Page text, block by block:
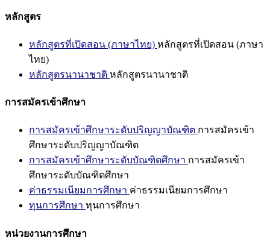
หลักสูตร
หลักสูตรที่เปิดสอน (ภาษาไทย) หลักสูตรที่เปิดสอน (ภาษา
ไทย)
หลักสูตรนานาชาติ หลักสูตรนานาชาติ
การสมัครเข้าศึกษา
การสมัครเข้าศึกษาระดับปริญญาบัณฑิต การสมัครเข้า
ศึกษาระดับปริญญาบัณฑิต
การสมัครเข้าศึกษาระดับบัณฑิตศึกษา การสมัครเข้า
ศึกษาระดับบัณฑิตศึกษา
ค่าธรรมเนียมการศึกษา ค่าธรรมเนียมการศึกษา
ทุนการศึกษา ทุนการศึกษา
หน่วยงานการศึกษา